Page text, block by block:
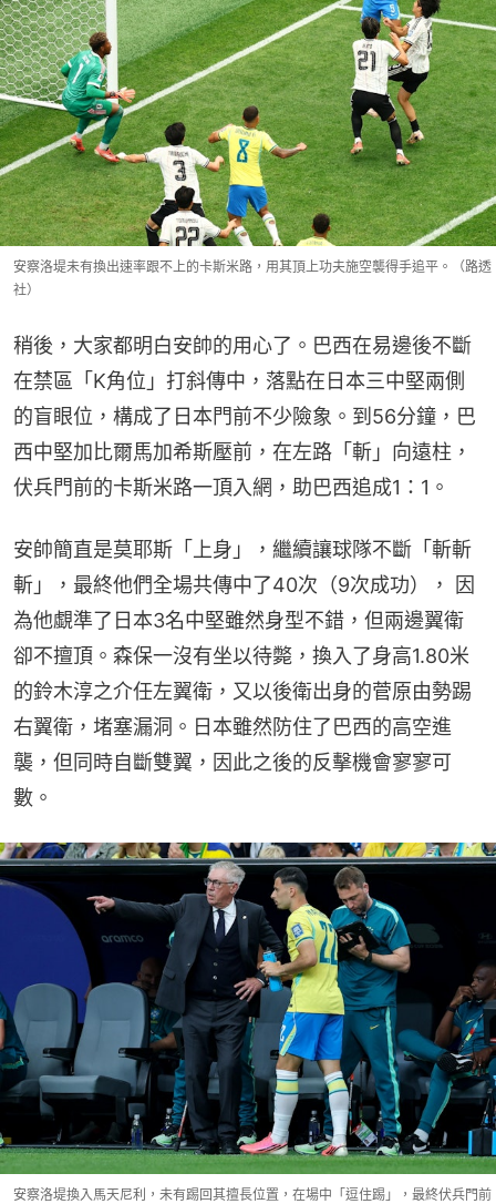
安察洛堤未有換出速率跟不上的卡斯米路，用其頂上功夫施空襲得手追平。（路透
社）
稍後，大家都明白安帥的用心了。巴西在易邊後不斷
在禁區「K角位」打斜傳中，落點在日本三中堅兩側
的盲眼位，構成了日本門前不少險象。到56分鐘，巴
西中堅加比爾馬加希斯壓前，在左路「斬」向遠柱，
伏兵門前的卡斯米路一頂入網，助巴西追成1：1。
安帥簡直是莫耶斯「上身」，繼續讓球隊不斷「斬斬
斬」，最終他們全場共傳中了40次（9次成功）， 因
為他覷準了日本3名中堅雖然身型不錯，但兩邊翼衛
卻不擅頂。森保一沒有坐以待斃，換入了身高1.80米
的鈴木淳之介任左翼衛，又以後衛出身的菅原由勢踢
右翼衛，堵塞漏洞。日本雖然防住了巴西的高空進
襲，但同時自斷雙翼，因此之後的反擊機會寥寥可
數。
安察洛堤換入馬天尼利，未有踢回其擅長位置，在場中「逗住踢」，最終伏兵門前